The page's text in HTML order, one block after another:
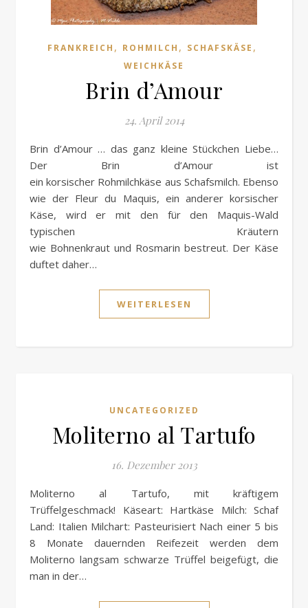
FRANKREICH , ROHMILCH , SCHAFSKÄSE ,
WEICHKÄSE
Brin d’Amour
24. April 2014
Brin d’Amour … das ganz kleine Stückchen Liebe…
Der Brin d’Amour ist
ein korsischer Rohmilchkäse aus Schafsmilch. Ebenso
wie der Fleur du Maquis, ein anderer korsischer
Käse, wird er mit den für den Maquis-Wald
typischen Kräutern
wie Bohnenkraut und Rosmarin bestreut. Der Käse
duftet daher…
WEITERLESEN
UNCATEGORIZED
Moliterno al Tartufo
16. Dezember 2013
Moliterno al Tartufo, mit kräftigem
Trüffelgeschmack! Käseart: Hartkäse Milch: Schaf
Land: Italien Milchart: Pasteurisiert Nach einer 5 bis
8 Monate dauernden Reifezeit werden dem
Moliterno langsam schwarze Trüffel beigefügt, die
man in der…